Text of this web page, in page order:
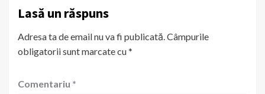
Lasă un răspuns
Adresa ta de email nu va fi publicată.Câmpurile
obligatorii sunt marcate cu*
Comentariu *